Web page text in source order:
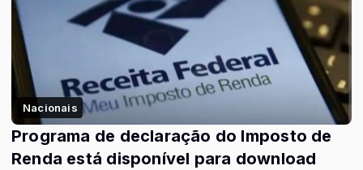
Nacionais
Programa de declaração do Imposto de
Renda está disponível para download